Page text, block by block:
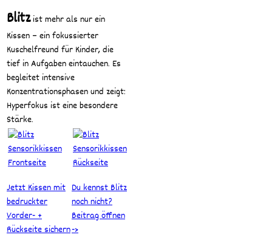
Blitzist mehr als nur ein
Kissen – ein fokussierter
Kuschelfreund für Kinder, die
tief in Aufgaben eintauchen. Es
begleitet intensive
Konzentrationsphasen und zeigt:
Hyperfokus ist eine besondere
Stärke.
Jetzt Kissen mit
bedruckter
Vorder- +
Rückseite sichern
Du kennst Blitz
noch nicht?
Beitrag öffnen
->